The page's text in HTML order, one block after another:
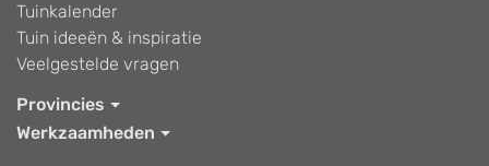
Tuinkalender
Tuin ideeën & inspiratie
Veelgestelde vragen
Provincies
Werkzaamheden